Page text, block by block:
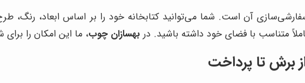
سفارشی‌سازی آن است. شما می‌توانید کتابخانه خود را بر اساس ابعاد،
متناسب با فضای خود داشته باشید. در بهسازان چوب، ما این امکان را برای
برش تا پرداخت